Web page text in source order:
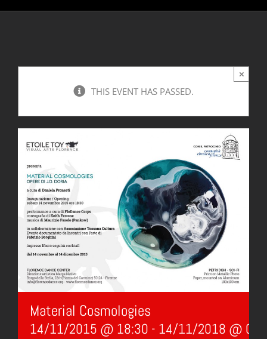
THIS EVENT HAS PASSED.
×
Material Cosmologies
14/11/2015 @ 18:30 - 14/11/2018 @